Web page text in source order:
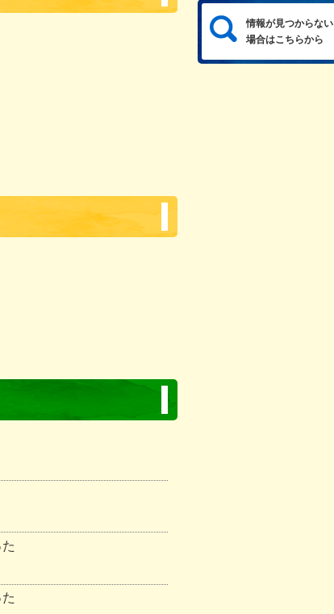
情報が見つからない
場合はこちらから